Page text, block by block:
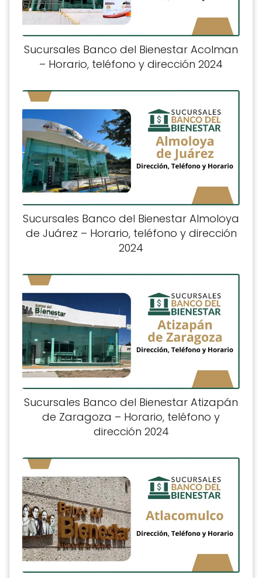
Sucursales Banco del Bienestar Acolman
– Horario, teléfono y dirección 2024
Sucursales Banco del Bienestar Almoloya
de Juárez – Horario, teléfono y dirección
2024
Sucursales Banco del Bienestar Atizapán
de Zaragoza – Horario, teléfono y
dirección 2024